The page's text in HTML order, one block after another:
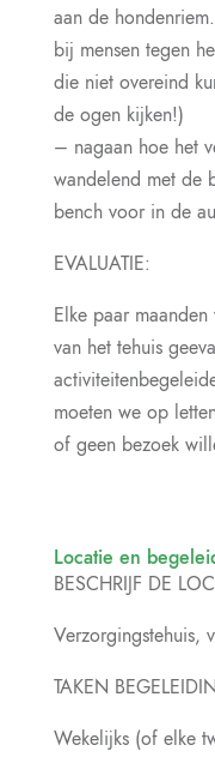
aan de
bij mensen tegen
die niet overeind
de ogen kijken!)
– nagaan hoe het
wandelend met de
bench voor in de
EVALUATIE:
Elke paar
van het tehuis
moeten we op
of geen bezoek
Locatie en
BESCHRIJF DE
Verzorgingstehuis,
TAKEN
Wekelijks (of elke